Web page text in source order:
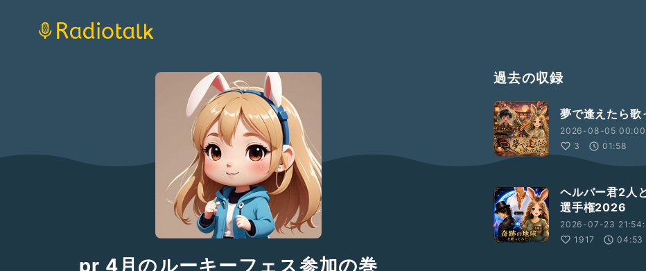
pr 4月のルーキーフェス参加の巻
過去の収録
夢で逢えたら歌
2026-08-05
3
01:58
ヘルパー君2人
選手権2026
2026-07-23
1917
04:53